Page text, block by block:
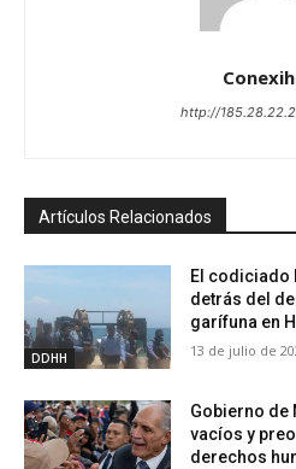
http://
Artículos Relacionados
DDHH
El codiciado
detrás del
garífuna en
13 de julio de
Gobierno de
vacíos y
derechos